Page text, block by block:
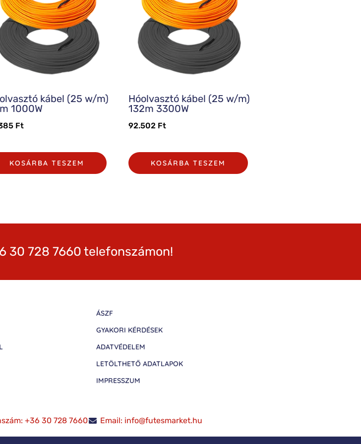
kábel (25 w/m)
1000W
Ft
KOSÁRBA TESZEM
Hóolvasztó kábel (25 w/m)
132m 3300W
92.502 Ft
KOSÁRBA TESZEM
30 728 7660 telefonszámon!
ÁSZF
GYAKORI KÉRDÉSEK
ADATVÉDELEM
LETÖLTHETŐ ADATLAPOK
IMPRESSZUM
+36 30 728 7660 Email: info@futesmarket.hu